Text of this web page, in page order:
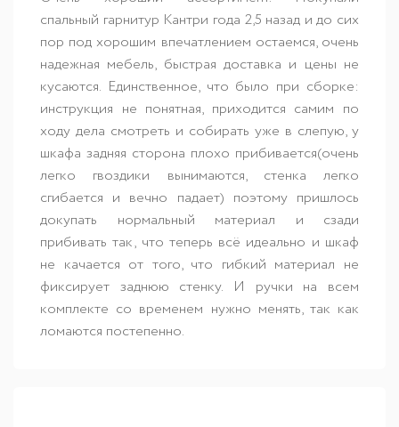
спальный гарнитур Кантри года 2,5 назад и до сих
пор под хорошим впечатлением остаемся, очень
надежная мебель, быстрая доставка и цены не
кусаются. Единственное, что было при сборке:
инструкция не понятная, приходится самим по
ходу дела смотреть и собирать уже в слепую, у
шкафа задняя сторона плохо прибивается(очень
легко гвоздики вынимаются, стенка легко
сгибается и вечно падает) поэтому пришлось
докупать нормальный материал и сзади
прибивать так, что теперь всё идеально и шкаф
не качается от того, что гибкий материал не
фиксирует заднюю стенку. И ручки на всем
комплекте со временем нужно менять, так как
ломаются постепенно.